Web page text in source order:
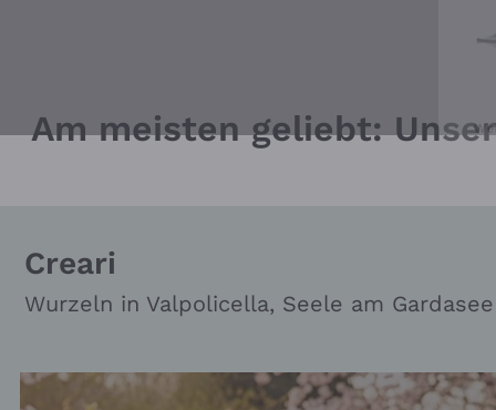
Am meisten geliebt:
Creari
Wurzeln in Valpolicella, Seele am Gardasee